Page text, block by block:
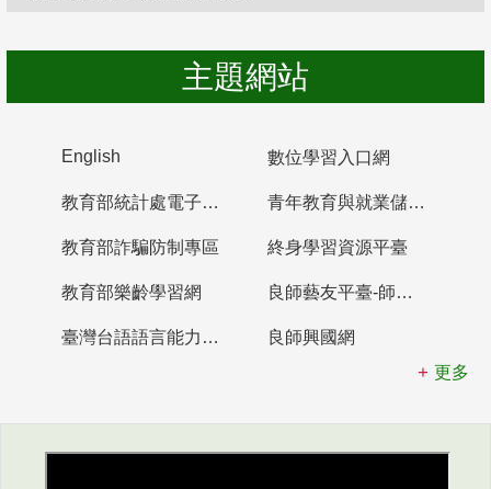
主題網站
English 數位學習入口網
教育部統計處電子書櫃 青年教育與就業儲蓄帳戶
教育部詐騙防制專區 終身學習資源平臺
教育部樂齡學習網 良師藝友平臺-師資培育整合平臺
臺灣台語語言能力認證網站
良師興國網
更多